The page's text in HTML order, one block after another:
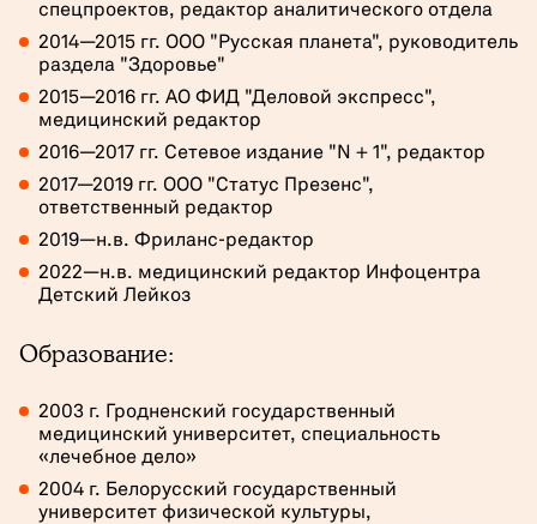
спецпроектов, редактор аналитического отдела
2014—2015 гг. OOO "Русская планета", руководитель
раздела "Здоровье"
2015—2016 гг. АО ФИД "Деловой экспресс",
медицинский редактор
2016—2017 гг. Сетевое издание "N + 1", редактор
2017—2019 гг. ООО "Статус Презенс",
ответственный редактор
2019—н.в. Фриланс-редактор
2022—н.в. медицинский редактор Инфоцентра
Детский Лейкоз
Образование:
2003 г. Гродненский государственный
медицинский университет, специальность
«лечебное дело»
2004 г. Белорусский государственный
университет физической культуры,